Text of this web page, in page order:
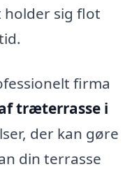
holder sig flot
firma
træterrasse i
der kan gøre
din terrasse